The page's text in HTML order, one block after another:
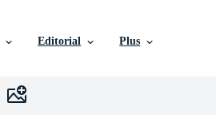
Editorial Plus